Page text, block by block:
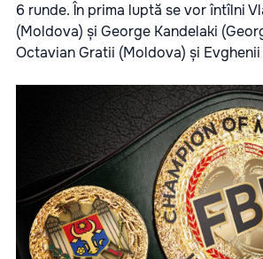
6 runde. În prima luptă se vor întîlni
(Moldova) și George Kandelaki
Octavian Gratii (Moldova) și Evghenii